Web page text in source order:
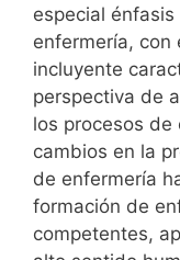
especial
enfermería, con
incluyente
perspectiva de
los procesos de
cambios en la
de enfermería
formación de
competentes,